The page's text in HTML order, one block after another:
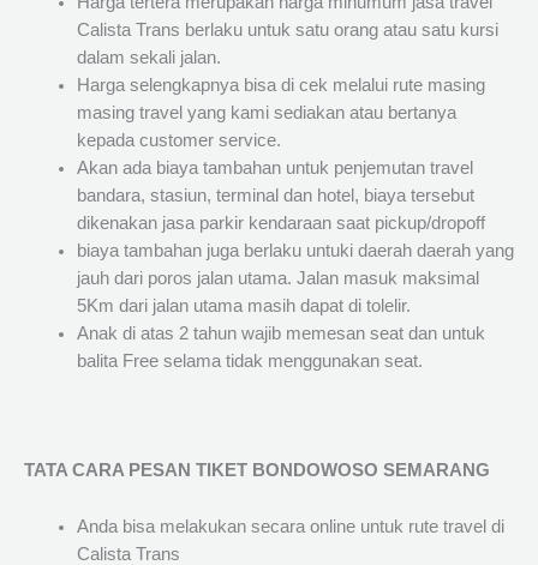
Calista Trans berlaku untuk satu orang atau satu kursi
dalam sekali jalan.
Harga selengkapnya bisa di cek melalui rute masing
masing travel yang kami sediakan atau bertanya
kepada customer service.
Akan ada biaya tambahan untuk penjemutan travel
bandara, stasiun, terminal dan hotel, biaya tersebut
dikenakan jasa parkir kendaraan saat pickup/dropoff
biaya tambahan juga berlaku untuki daerah daerah yang
jauh dari poros jalan utama. Jalan masuk maksimal
5Km dari jalan utama masih dapat di tolelir.
Anak di atas 2 tahun wajib memesan seat dan untuk
balita Free selama tidak menggunakan seat.
TATA CARA PESAN TIKET BONDOWOSO SEMARANG
Anda bisa melakukan secara online untuk rute travel di
Calista Trans